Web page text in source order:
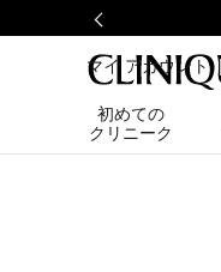
マイ アカウント
初めての
クリニーク